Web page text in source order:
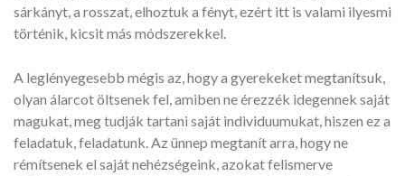
sárkányt, a rosszat, elhoztuk a fényt, ezért itt is valami ilyesmi
történik, kicsit más módszerekkel.
A leglényegesebb mégis az, hogy a gyerekeket megtanítsuk,
olyan álarcot öltsenek fel, amiben ne érezzék idegennek saját
magukat, meg tudják tartani saját individuumukat, hiszen ez a
feladatuk, feladatunk. Az ünnep megtanít arra, hogy ne
rémítsenek el saját nehézségeink, azokat felismerve